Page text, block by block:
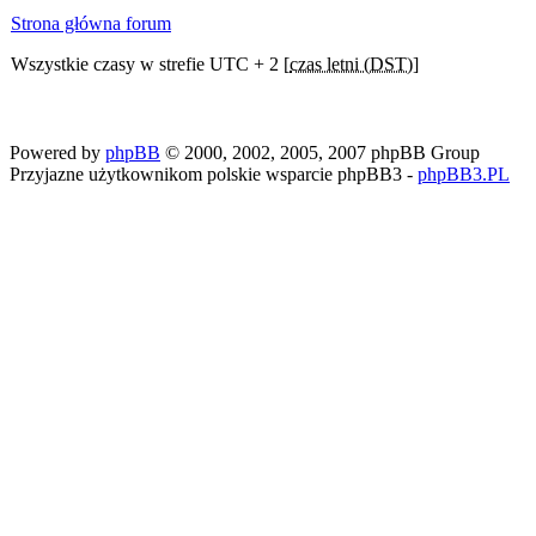
Strona główna forum
Wszystkie czasy w strefie UTC + 2 [czas letni (DST)]
Powered by phpBB © 2000, 2002, 2005, 2007 phpBB Group
Przyjazne użytkownikom polskie wsparcie phpBB3 - phpBB3.PL